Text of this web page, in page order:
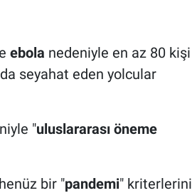
ebola nedeniyle en az 80 kişi
seyahat eden yolcular
"uluslararası öneme
bir "pandemi" kriterlerini